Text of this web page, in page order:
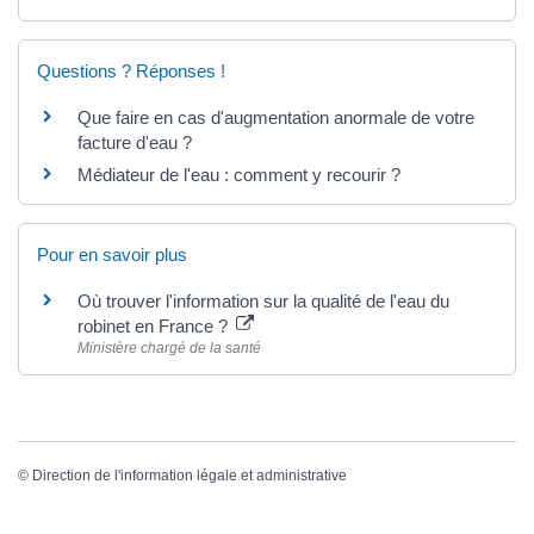
Questions ? Réponses !
Que faire en cas d'augmentation anormale de votre
facture d'eau ?
Médiateur de l'eau : comment y recourir ?
Pour en savoir plus
Où trouver l'information sur la qualité de l'eau du
robinet en France ?
Ministère chargé de la santé
© Direction de l'information légale et administrative